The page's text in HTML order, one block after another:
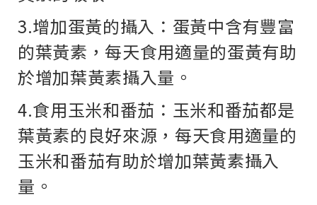
3.增加蛋黃的攝入：蛋黃中含有豐富
的葉黃素，每天食用適量的蛋黃有助
於增加葉黃素攝入量。
4.食用玉米和番茄：玉米和番茄都是
葉黃素的良好來源，每天食用適量的
玉米和番茄有助於增加葉黃素攝入
量。